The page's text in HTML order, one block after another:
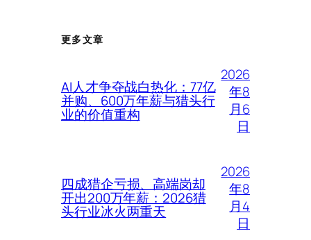
更多文章
AI人才争夺战白热化：77亿
并购、600万年薪与猎头行
业的价值重构
2026
年8
月6
日
四成猎企亏损、高端岗却
开出200万年薪：2026猎
头行业冰火两重天
2026
年8
月4
日